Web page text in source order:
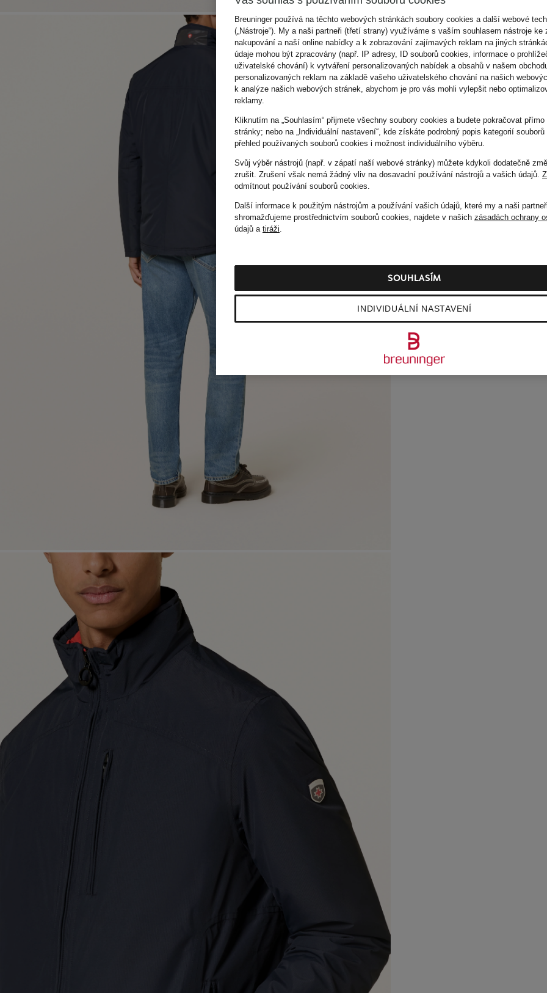
Breuninger používá na těchto webových stránkách soubory cookies a další webové
(„Nástroje“). My a naši partneři (třetí strany) využíváme s vaším souhlasem nástroje ke
nakupování a naší online nabídky a k zobrazování zajímavých reklam na jiných
údaje mohou být zpracovány (např. IP adresy, ID souborů cookies, informace o
uživatelské chování) k vytváření personalizovaných nabídek a obsahů v našem
personalizovaných reklam na základě vašeho uživatelského chování na našich
k analýze našich webových stránek, abychom je pro vás mohli vylepšit nebo
reklamy.
Kliknutím na „Souhlasím“ přijmete všechny soubory cookies a budete pokračovat přímo
stránky; nebo na „Individuální nastavení“, kde získáte podrobný popis kategorií
přehled používaných souborů cookies i možnost individuálního výběru.
Svůj výběr nástrojů (např. v zápatí naší webové stránky) můžete kdykoli dodatečně
zrušit. Zrušení však nemá žádný vliv na dosavadní používání nástrojů a vašich údajů.
odmítnout používání souborů cookies.
Další informace k použitým nástrojům a používání vašich údajů, které my a naši partneři
shromažďujeme prostřednictvím souborů cookies, najdete v našich zásadách ochrany
údajů a tiráži.
INDIVIDUÁLNÍ NASTAVENÍ
SOUHLASÍM